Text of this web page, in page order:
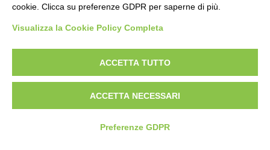
Lavora con noi
Amministrazione
cookie. Clicca su preferenze GDPR per saperne di più.
Visualizza la Cookie Policy Completa
ACCETTA TUTTO
ACCETTA NECESSARI
Preferenze GDPR